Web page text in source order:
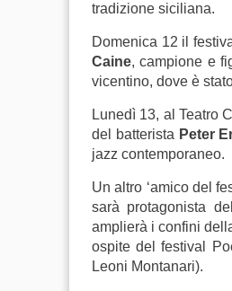
tradizione siciliana.
Domenica 12 il
Caine, campione e
vicentino, dove è
Lunedì 13, al Teatro
del batterista Peter
jazz contemporaneo.
Un altro ‘amico del
sarà protagonista
amplierà i confini
ospite del festival
Leoni Montanari).